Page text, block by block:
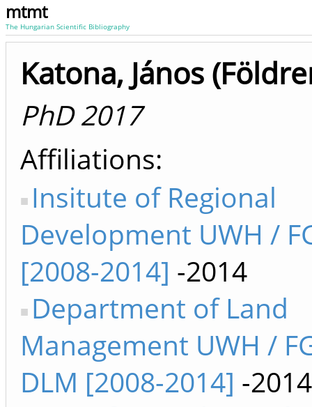
mtmt
The Hungarian Scientific Bibliography
Katona, János
PhD 2017
Affiliations
Insitute of Regional
Development UWH /
[2008-2014] -2014
Department of Land
Management UWH /
DLM [2008-2014] -2014